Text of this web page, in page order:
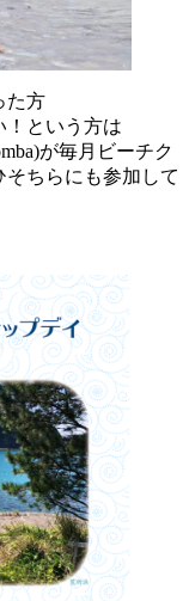
た方
！という方は
が毎月ビーチク
ちらにも参加して